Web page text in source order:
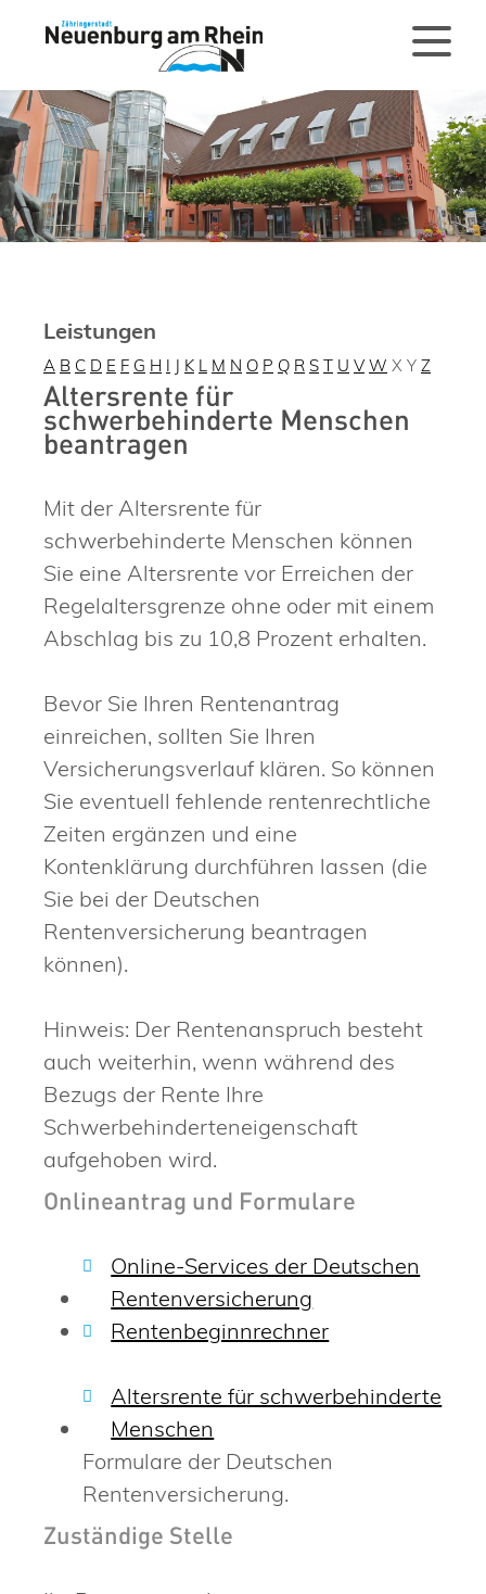
Leistungen
A B C D E F G H I J K L M N O P Q R S T U V W X Y Z
Altersrente für
schwerbehinderte Menschen
beantragen
Mit der Altersrente für
schwerbehinderte Menschen können
Sie eine Altersrente vor Erreichen der
Regelaltersgrenze ohne oder mit einem
Abschlag bis zu 10,8 Prozent erhalten.
Bevor Sie Ihren Rentenantrag
einreichen, sollten Sie Ihren
Versicherungsverlauf klären. So können
Sie eventuell fehlende rentenrechtliche
Zeiten ergänzen und eine
Kontenklärung durchführen lassen (die
Sie bei der Deutschen
Rentenversicherung beantragen
können).
Hinweis: Der Rentenanspruch besteht
auch weiterhin, wenn während des
Bezugs der Rente Ihre
Schwerbehinderteneigenschaft
aufgehoben wird.
Onlineantrag und Formulare
Online-Services der Deutschen
Rentenversicherung
Rentenbeginnrechner
Altersrente für schwerbehinderte
Menschen
Formulare der Deutschen
Rentenversicherung.
Zuständige Stelle